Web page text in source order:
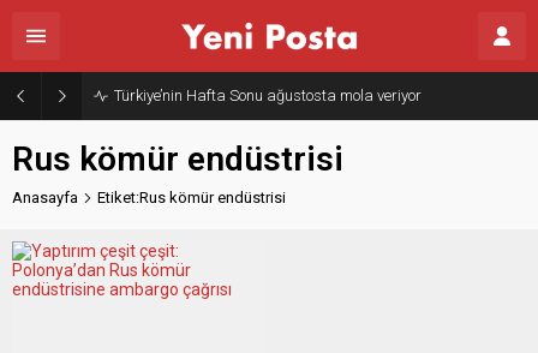
Türkiye’nin Hafta Sonu ağustosta mola veriyor
Rus kömür endüstrisi
Anasayfa Etiket:Rus kömür endüstrisi